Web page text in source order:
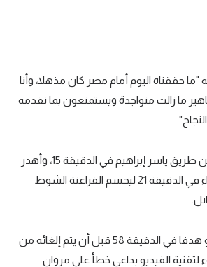
"ما حققناه اليوم أمام مصر كان مذهلا، وأنا
ما زالت متواجدة ويستمتعون بما نقدمه
وتقدم منتخب مصر عن طريق ياسر إبراهيم في الدقيقة 15، وأهدر
ليونيل ميسي ركلة جزاء في الدقيقة 21 ليحسم الفراعنة الشوط
وسجل مصطفى زيكو هدفا في الدقيقة 58 قبل أن يتم إلغائه من
لتقنية الفيديو بداعي خطأ على مروان